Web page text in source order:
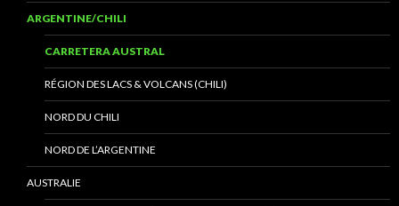
ARGENTINE/CHILI
CARRETERA AUSTRAL
RÉGION DES LACS & VOLCANS (CHILI)
NORD DU CHILI
NORD DE L’ARGENTINE
AUSTRALIE